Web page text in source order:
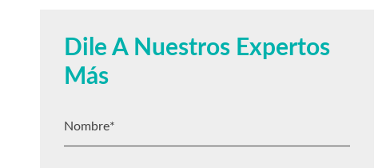
Dile A Nuestros Expertos
Más